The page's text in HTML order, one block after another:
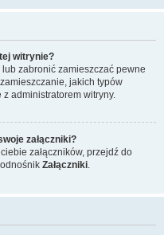
witrynie?
zabronić zamieszczać pewne
jakich typów
administratorem witryny.
załączniki?
załączników, przejdź do
Załączniki.